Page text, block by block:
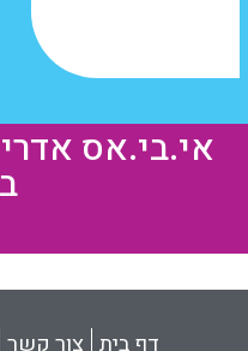
אי.בי.אס
דף בית צור קשר